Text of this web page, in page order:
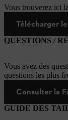
Vous trouverez ici
Télécharger
QUESTIONS /
Vous avez des
questions les plus
Consulter la
GUIDE DES